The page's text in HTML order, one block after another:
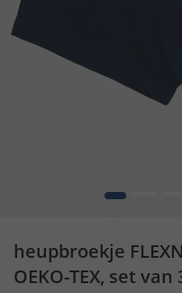
1
heupbroekje
OEKO-TEX, set